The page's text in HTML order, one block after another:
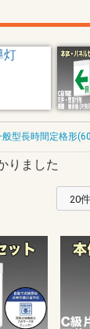
灯
般型長時間定格形
りました